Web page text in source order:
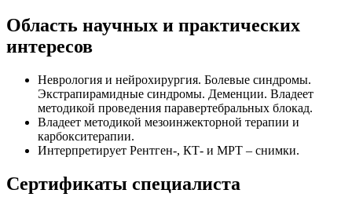
Область научных и практических
интересов
Неврология и нейрохирургия. Болевые синдромы.
Экстрапирамидные синдромы. Деменции. Владеет
методикой проведения паравертебральных блокад.
Владеет методикой мезоинжекторной терапии и
карбокситерапии.
Интерпретирует Рентген-, КТ- и МРТ – снимки.
Сертификаты специалиста